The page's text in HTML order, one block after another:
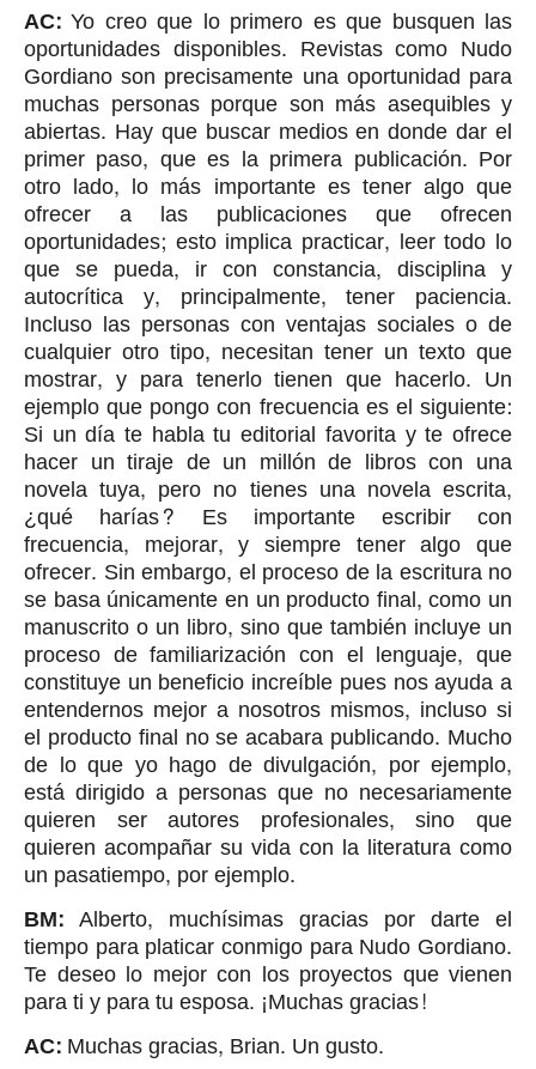
AC: Yo creo que lo primero es que busquen las
oportunidades disponibles. Revistas como Nudo
Gordiano son precisamente una oportunidad para
muchas personas porque son más asequibles y
abiertas. Hay que buscar medios en donde dar el
primer paso, que es la primera publicación. Por
otro lado, lo más importante es tener algo que
ofrecer a las publicaciones que ofrecen
oportunidades; esto implica practicar, leer todo lo
que se pueda, ir con constancia, disciplina y
autocrítica y, principalmente, tener paciencia.
Incluso las personas con ventajas sociales o de
cualquier otro tipo, necesitan tener un texto que
mostrar, y para tenerlo tienen que hacerlo. Un
ejemplo que pongo con frecuencia es el siguiente:
Si un día te habla tu editorial favorita y te ofrece
hacer un tiraje de un millón de libros con una
novela tuya, pero no tienes una novela escrita,
¿qué harías? Es importante escribir con
frecuencia, mejorar, y siempre tener algo que
ofrecer. Sin embargo, el proceso de la escritura no
se basa únicamente en un producto final, como un
manuscrito o un libro, sino que también incluye un
proceso de familiarización con el lenguaje, que
constituye un beneficio increíble pues nos ayuda a
entendernos mejor a nosotros mismos, incluso si
el producto final no se acabara publicando. Mucho
de lo que yo hago de divulgación, por ejemplo,
está dirigido a personas que no necesariamente
quieren ser autores profesionales, sino que
quieren acompañar su vida con la literatura como
un pasatiempo, por ejemplo.
BM: Alberto, muchísimas gracias por darte el
tiempo para platicar conmigo para Nudo Gordiano.
Te deseo lo mejor con los proyectos que vienen
para ti y para tu esposa. ¡Muchas gracias!
AC:Muchas gracias, Brian. Un gusto.